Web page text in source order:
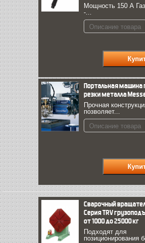
Мощность 150 А
-...
Описание товара
Портальная машина
резки металла
Прочная
позволяет...
Описание товара
Cварочный
Серия TRV
от 1000 до 25000 кг
Подходят для
позиционирования